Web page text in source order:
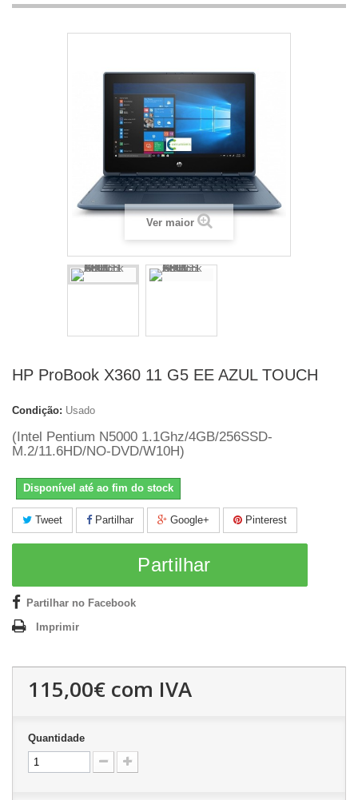
Ver maior
HP ProBook X360 11 G5 EE AZUL TOUCH
Condição: Usado
(Intel Pentium N5000 1.1Ghz/4GB/256SSD-
M.2/11.6HD/NO-DVD/W10H)
Disponível até ao fim do stock
Tweet Partilhar Google+ Pinterest
Partilhar
Partilhar no Facebook
Imprimir
115,00€ com IVA
Quantidade